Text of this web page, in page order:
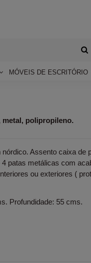
MÓVEIS DE ESCRITÓRIO
metal, polipropileno.
Assento caixa de
patas metálicas com
ou exteriores (
Profundidade: 55 cms.